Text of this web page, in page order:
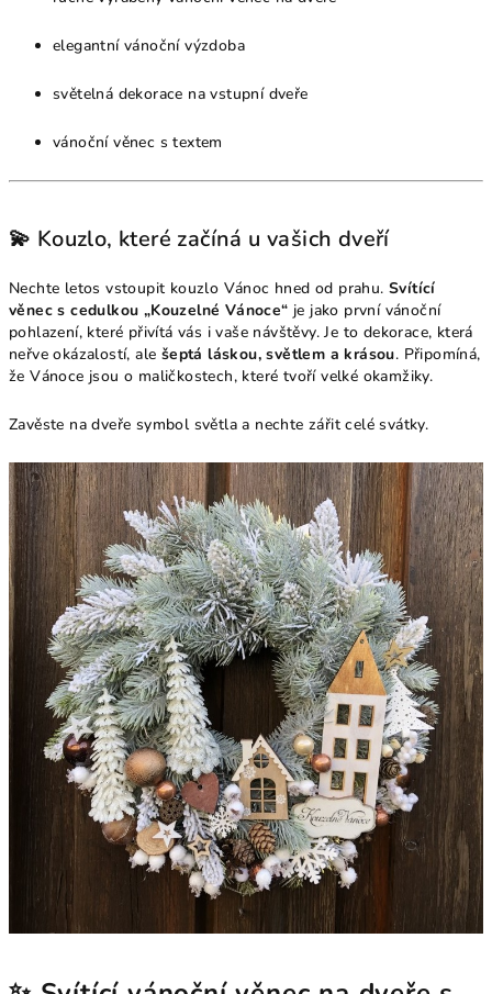
elegantní vánoční výzdoba
světelná dekorace na vstupní dveře
vánoční věnec s textem
💫 Kouzlo, které začíná u vašich dveří
Nechte letos vstoupit kouzlo Vánoc hned od prahu. Svítící
věnec s cedulkou „Kouzelné Vánoce“ je jako první vánoční
pohlazení, které přivítá vás i vaše návštěvy. Je to dekorace, která
neřve okázalostí, ale šeptá láskou, světlem a krásou. Připomíná,
že Vánoce jsou o maličkostech, které tvoří velké okamžiky.
Zavěste na dveře symbol světla a nechte zářit celé svátky.